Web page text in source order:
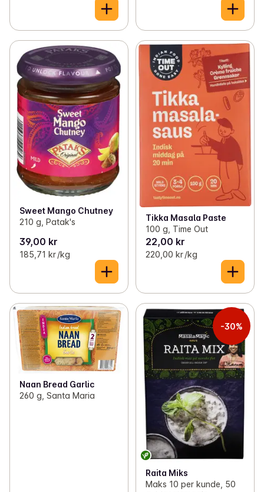
Sweet Mango Chutney
210 g, Patak's
39,00 kr
185,71 kr /kg
Tikka Masala Paste
100 g, Time Out
22,00 kr
220,00 kr /kg
Naan Bread Garlic
260 g, Santa Maria
-30%
Raita Miks
Maks 10 per kunde, 50